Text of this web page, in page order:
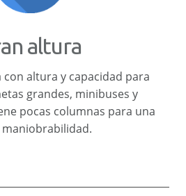
altura
con altura y capacidad para
grandes, minibuses y
pocas columnas para una